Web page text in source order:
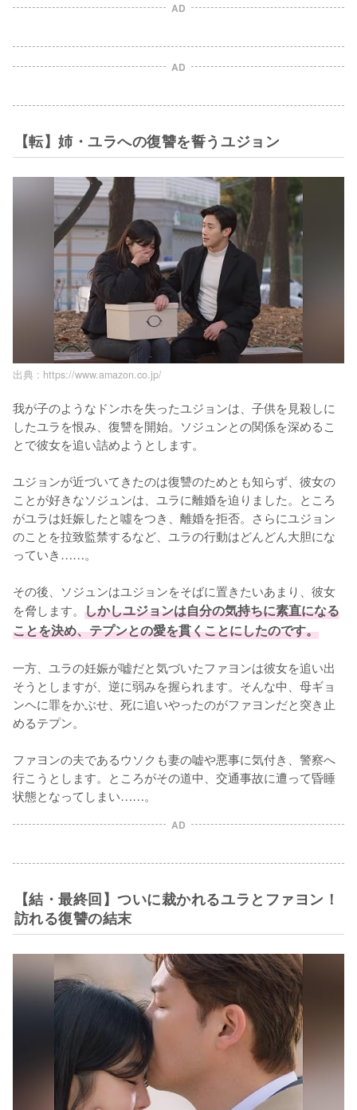
AD
AD
【転】姉・ユラへの復讐を誓うユジョン
出典 : https://www.amazon.co.jp/
我が子のようなドンホを失ったユジョンは、子供を見殺しに
したユラを恨み、復讐を開始。ソジュンとの関係を深めるこ
とで彼女を追い詰めようとします。
ユジョンが近づいてきたのは復讐のためとも知らず、彼女の
ことが好きなソジュンは、ユラに離婚を迫りました。ところ
がユラは妊娠したと噓をつき、離婚を拒否。さらにユジョン
のことを拉致監禁するなど、ユラの行動はどんどん大胆にな
っていき……。
その後、ソジュンはユジョンをそばに置きたいあまり、彼女
を脅します。 しかしユジョンは自分の気持ちに素直になる
ことを決め、テプンとの愛を貫くことにしたのです。
一方、ユラの妊娠が嘘だと気づいたファヨンは彼女を追い出
そうとしますが、逆に弱みを握られます。そんな中、母ギョ
ンヘに罪をかぶせ、死に追いやったのがファヨンだと突き止
めるテプン。
ファヨンの夫であるウソクも妻の嘘や悪事に気付き、警察へ
行こうとします。ところがその道中、交通事故に遭って昏睡
状態となってしまい……。
AD
【結・最終回】ついに裁かれるユラとファヨン！
訪れる復讐の結末